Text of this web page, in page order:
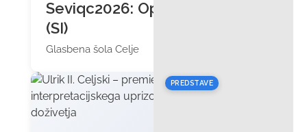
Seviqc2026: OperArija
(SI)
Glasbena šola Celje
PREDSTAVE